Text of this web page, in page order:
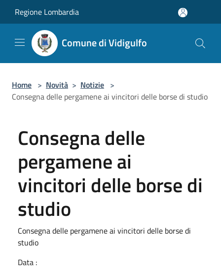
Regione Lombardia
Comune di Vidigulfo
Home > Novità > Notizie >
Consegna delle pergamene ai vincitori delle borse di studio
Consegna delle
pergamene ai
vincitori delle borse di
studio
Consegna delle pergamene ai vincitori delle borse di
studio
Data :